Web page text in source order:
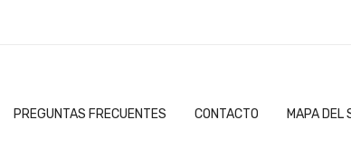
PREGUNTAS FRECUENTES CONTACTO MAPA DEL